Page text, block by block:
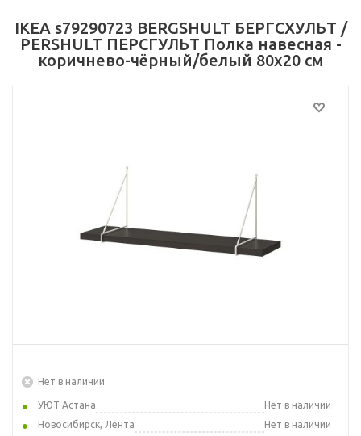
IKEA s79290723 BERGSHULT БЕРГСХУЛЬТ /
PERSHULT ПЕРСГУЛЬТ Полка навесная -
коричнево-чёрный/белый 80x20 см
Нет в наличии
УЮТ Астана
Нет в наличии
Новосибирск, Лента
Нет в наличии